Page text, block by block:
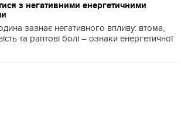
з негативними енергетичними
зазнає негативного впливу: втома,
та раптові болі – ознаки енергетичної